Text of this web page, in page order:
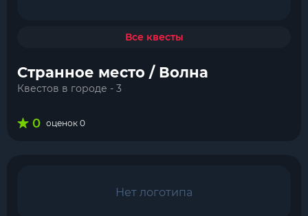
Все квесты
Странное место / Волна
Квестов в городе - 3
0 оценок 0
Нет логотипа